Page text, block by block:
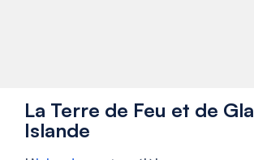
La Terre de Feu et de
Islande